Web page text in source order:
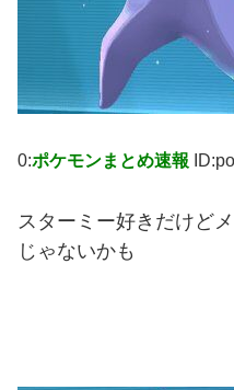
0:ポケモンまとめ速報
スターミー好きだけど
じゃないかも